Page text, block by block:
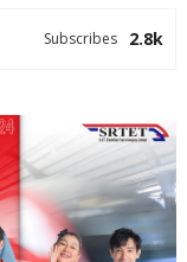
2.8k
Subscribes